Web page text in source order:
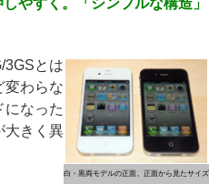
やすく。「シンプルな構造」
白・黒両モデルの正面。正面から見たサイズ
とは
変わらな
になった
大きく異